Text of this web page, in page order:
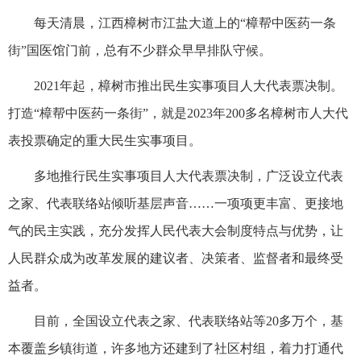
每天清晨，江西樟树市江盐大道上的“樟帮中医药一条
街”国医馆门前，总有不少群众早早排队守候。
2021年起，樟树市推出民生实事项目人大代表票决制。
打造“樟帮中医药一条街”，就是2023年200多名樟树市人大代
表投票确定的重大民生实事项目。
多地推行民生实事项目人大代表票决制，广泛设立代表
之家、代表联络站倾听基层声音……一项项更丰富、更接地
气的民主实践，充分发挥人民代表大会制度特点与优势，让
人民群众成为改革发展的建议者、决策者、监督者和最终受
益者。
目前，全国设立代表之家、代表联络站等20多万个，基
本覆盖乡镇街道，许多地方还建到了社区村组，着力打通代